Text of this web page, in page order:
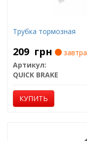
Трубка тормозная
209 грн
завтра
Артикул:
QUICK BRAKE
КУПИТЬ